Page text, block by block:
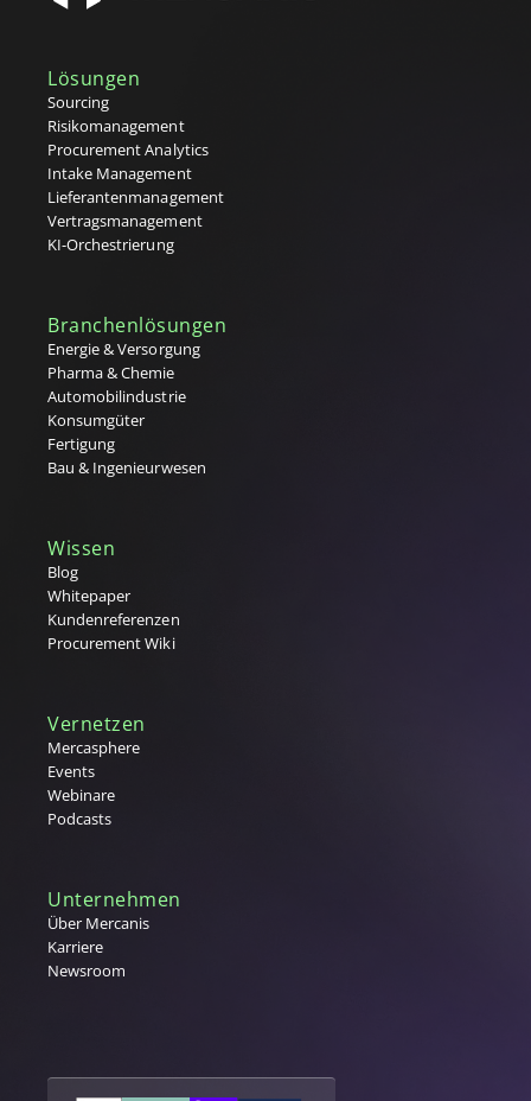
P
Preisliste
Procure-to-Pay Prozess (P2P)
Purchase Order (P.O.) / Auftragsbestätigung
Purchase Request (P.R.) / Beschaffungsanforderung (BANF)
Q
Rahmenvereinbarung
Rahmenvertrag (MSA)
RFx-Prozesse (RFI, RFQ, RFP)
S
Single Sourcing
Source to Contract (S2C)
Strategischer Einkauf
Supplier Lifecycle Management (SLM)
Supplier Relationship Management (SRM)
T
U
V
Vergabe
Warengruppe
Warengruppenmanagement
Warenwirtschaftssystem (WaWi)
X
Z
Lösungen
Sourcing
Risikomanagement
Procurement Analytics
Intake Management
Lieferantenmanagement
Vertragsmanagement
KI-Orchestrierung
Branchenlösungen
Energie & Versorgung
Pharma & Chemie
Automobilindustrie
Konsumgüter
Fertigung
Bau & Ingenieurwesen
Wissen
Blog
Whitepaper
Kundenreferenzen
Procurement Wiki
Vernetzen
Mercasphere
Events
Webinare
Podcasts
Unternehmen
Über Mercanis
Karriere
Newsroom